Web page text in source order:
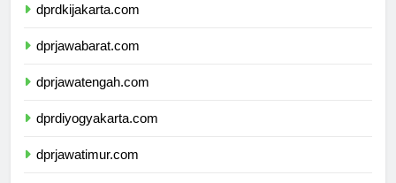
dprdkijakarta.com
dprjawabarat.com
dprjawatengah.com
dprdiyogyakarta.com
dprjawatimur.com